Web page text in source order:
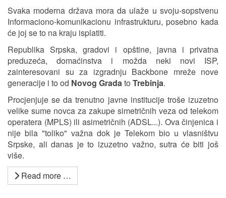
Svaka moderna država mora da ulaže u svoju-sopstvenu
Informaciono-komunikacionu infrastrukturu, posebno kada
će joj se to na kraju isplatiti.
Republika Srpska, gradovi i opštine, javna i privatna
preduzeća, domaćinstva i možda neki novi ISP,
zainteresovani su za izgradnju Backbone mreže nove
generacije i to od Novog Gradato Trebinja.
Procjenjuje se da trenutno javne institucije troše izuzetno
velike sume novca za zakupe simetričnih veza od telekom
operatera (MPLS) ili asimetričnih (ADSL...). Ova činjenica i
nije bila "toliko" važna dok je Telekom bio u vlasništvu
Srpske, ali danas je to izuzetno važno, sutra će biti još
više.
Read more …